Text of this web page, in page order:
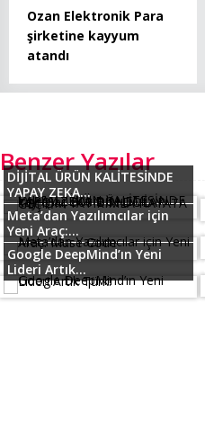
Ozan Elektronik Para
şirketine kayyum
atandı
Benzer Yazılar
DİJİTAL ÜRÜN KALİTESİNDE
YAPAY ZEKA...
Meta’dan Yazılımcılar için
Yeni Araç:...
Google DeepMind’ın Yeni
Lideri Artık...